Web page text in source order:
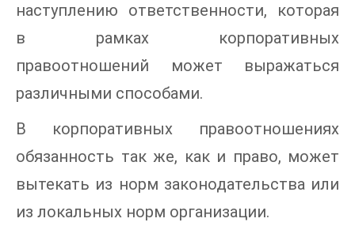
наступлению ответственности, которая
в рамках корпоративных
правоотношений может выражаться
различными способами.
В корпоративных правоотношениях
обязанность так же, как и право, может
вытекать из норм законодательства или
из локальных норм организации.